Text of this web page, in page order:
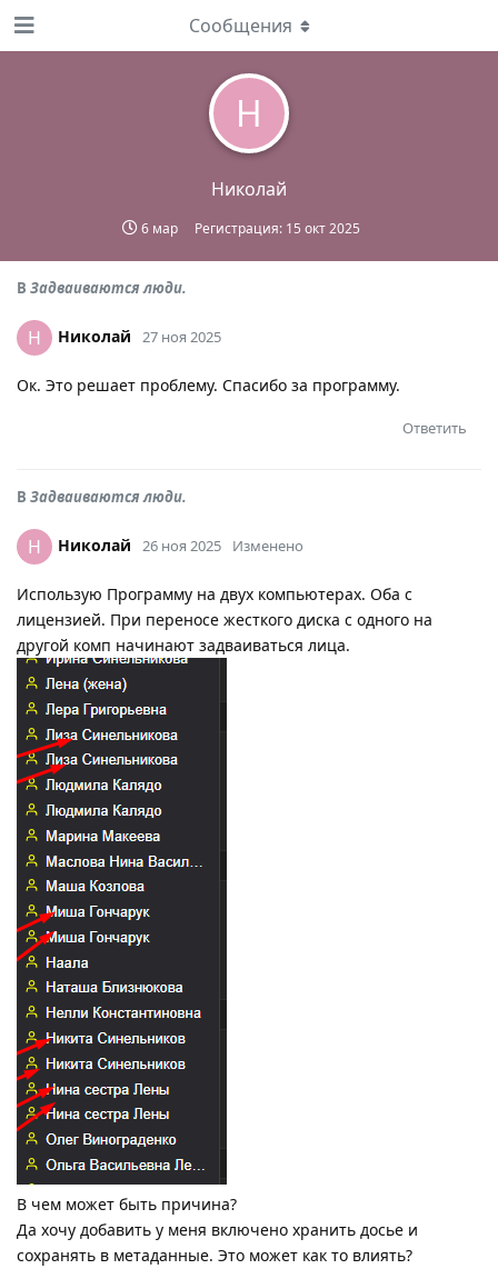
Н
Николай
6 мар Регистрация: 15 окт 2025
Сообщения
В Задваиваются люди.
Н Николай 27 ноя 2025
Ок. Это решает проблему. Спасибо за программу.
Ответить
В Задваиваются люди.
Н Николай 26 ноя 2025 Изменено
Использую Программу на двух компьютерах. Оба с
лицензией. При переносе жесткого диска с одного на
другой комп начинают задваиваться лица.
В чем может быть причина?
Да хочу добавить у меня включено хранить досье и
сохранять в метаданные. Это может как то влиять?